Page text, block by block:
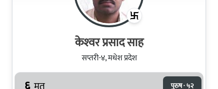
केश्‍वर प्रसाद साह
सप्तरी-४, मधेश प्रदेश
पुरुष · ५२